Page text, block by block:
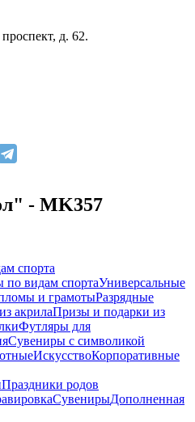
д. 62.
- MK357
спорта
по видам спортаУниверсальные
и грамотыРазрядные
акрилаПризы и подарки из
Футляры для
Сувениры с символикой
ИскусствоКорпоративные
Праздники родов
СувенирыДополненная